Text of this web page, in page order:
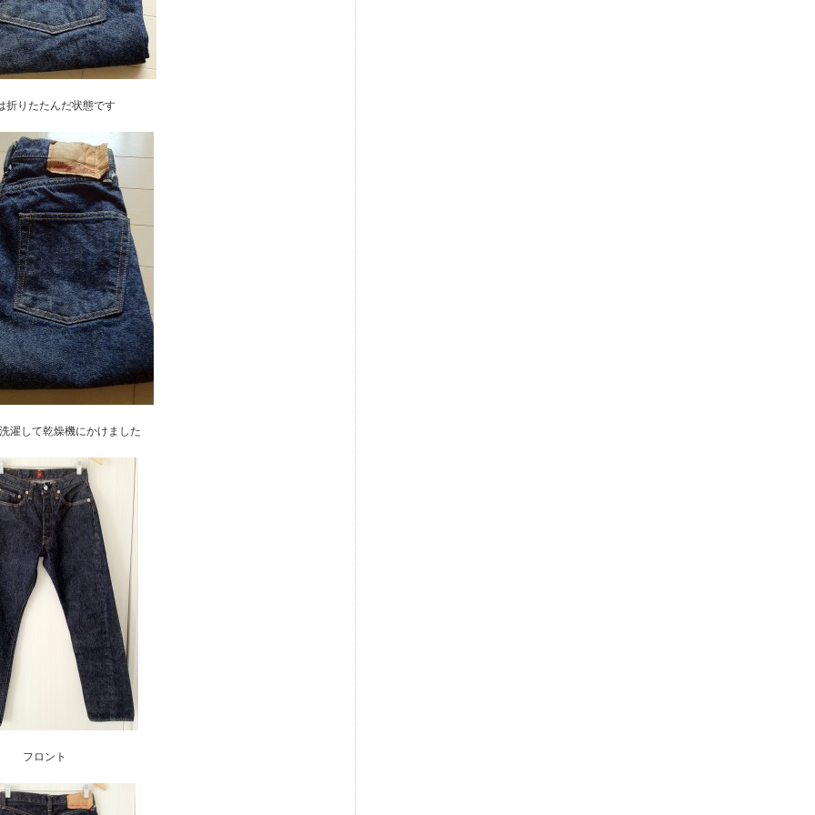
折りたたんだ状態です
濯して乾燥機にかけました
フロント